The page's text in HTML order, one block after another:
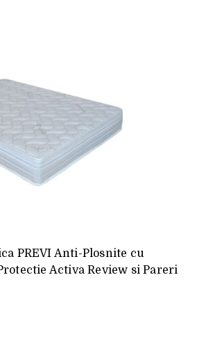
PREVI Anti-Plosnite cu
Activa Review si Pareri